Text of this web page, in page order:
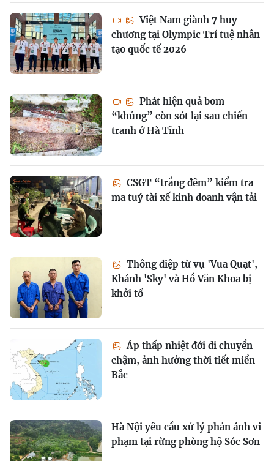
Việt Nam giành 7 huy
chương tại Olympic Trí tuệ nhân
tạo quốc tế 2026
Phát hiện quả bom
“khủng” còn sót lại sau chiến
tranh ở Hà Tĩnh
CSGT “trắng đêm” kiểm tra
ma tuý tài xế kinh doanh vận tải
Thông điệp từ vụ 'Vua Quạt',
Khánh 'Sky' và Hồ Văn Khoa bị
khởi tố
Áp thấp nhiệt đới di chuyển
chậm, ảnh hưởng thời tiết miền
Bắc
Hà Nội yêu cầu xử lý phản ánh vi
phạm tại rừng phòng hộ Sóc Sơn